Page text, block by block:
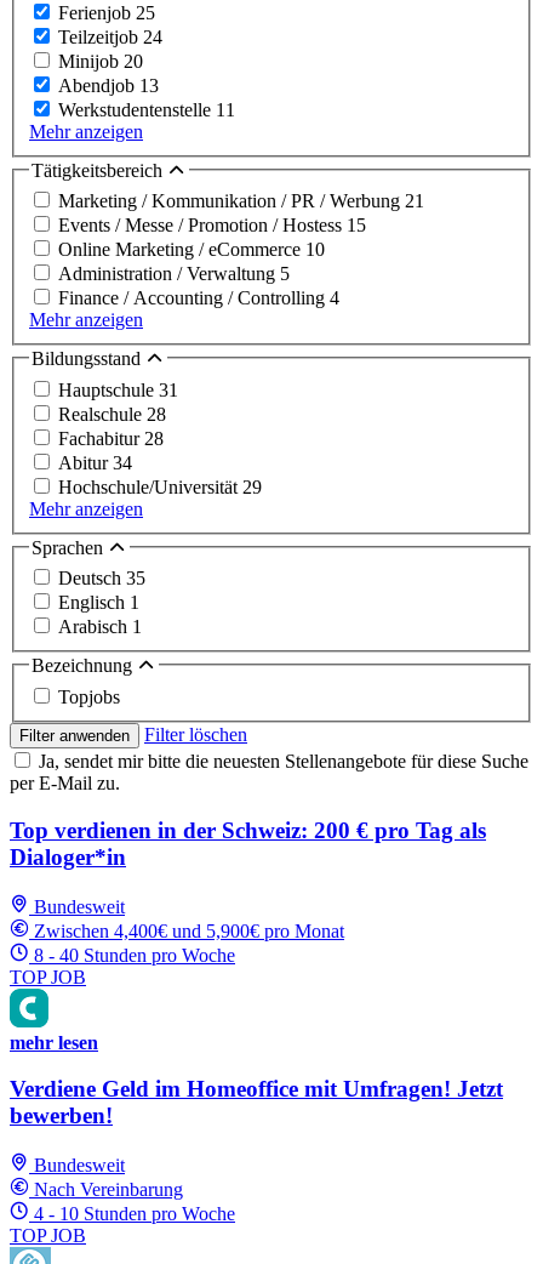
Ferienjob 25
Teilzeitjob 24
Minijob 20
Abendjob 13
Werkstudentenstelle 11
Mehr anzeigen
Tätigkeitsbereich
Marketing / Kommunikation / PR / Werbung 21
Events / Messe / Promotion / Hostess 15
Online Marketing / eCommerce 10
Administration / Verwaltung 5
Finance / Accounting / Controlling 4
Mehr anzeigen
Bildungsstand
Hauptschule 31
Realschule 28
Fachabitur 28
Abitur34
Hochschule/Universität 29
Mehr anzeigen
Sprachen
Deutsch 35
Englisch 1
Arabisch 1
Bezeichnung
Topjobs
Filter anwenden
Filter löschen
Ja, sendet mir bitte die neuesten Stellenangebote für diese Suche
per E-Mail zu.
Top verdienen in der Schweiz: 200 € pro Tag als
Dialoger*in
Bundesweit
Zwischen 4,400€ und 5,900€ pro Monat
8 - 40 Stunden pro Woche
TOP JOB
mehr lesen
Verdiene Geld im Homeoffice mit Umfragen! Jetzt
bewerben!
Bundesweit
Nach Vereinbarung
4 - 10 Stunden pro Woche
TOP JOB